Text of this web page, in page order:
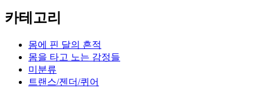
카테고리
몸에 핀 달의 흔적
몸을 타고 노는 감정들
미분류
트랜스/젠더/퀴어